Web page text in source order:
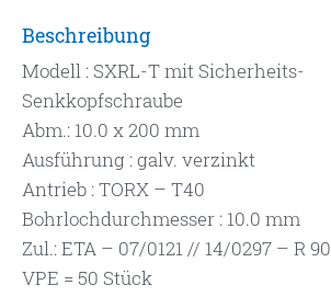
Beschreibung
Modell : SXRL-T mit Sicherheits-
Senkkopfschraube
Abm.: 10.0 x 200 mm
Ausführung : galv. verzinkt
Antrieb : TORX – T40
Bohrlochdurchmesser : 10.0 mm
Zul.: ETA – 07/0121 // 14/0297 – R 90
VPE = 50 Stück